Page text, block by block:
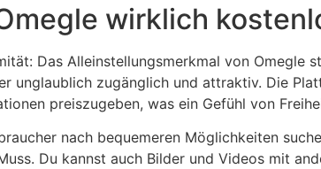
wirklich
Das Alleinstellungsmerkmal von Omegle
unglaublich zugänglich und attraktiv. Die
preiszugeben, was ein Gefühl von
nach bequemeren Möglichkeiten
Du kannst auch Bilder und Videos mit